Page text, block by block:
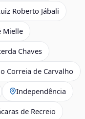
Roberto Jábali
Mielle
Chaves
Correia de Carvalho
Independência
de Recreio